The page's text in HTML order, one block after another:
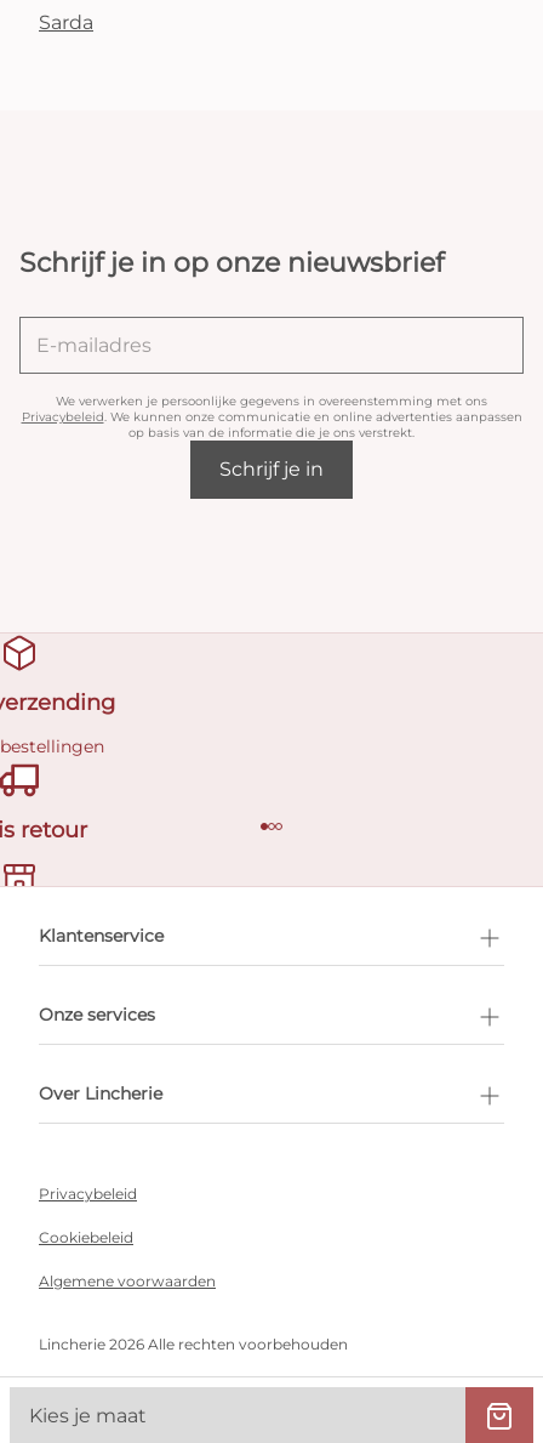
Kies je maat
Sarda
Schrijf je in op onze nieuwsbrief
We verwerken je persoonlijke gegevens in overeenstemming met ons
Privacybeleid. We kunnen onze communicatie en online advertenties aanpassen
op basis van de informatie die je ons verstrekt.
Schrijf je in
retour
afspraak
Klantenservice
Onze services
Over Lincherie
Privacybeleid
Cookiebeleid
Algemene voorwaarden
Lincherie 2026 Alle rechten voorbehouden